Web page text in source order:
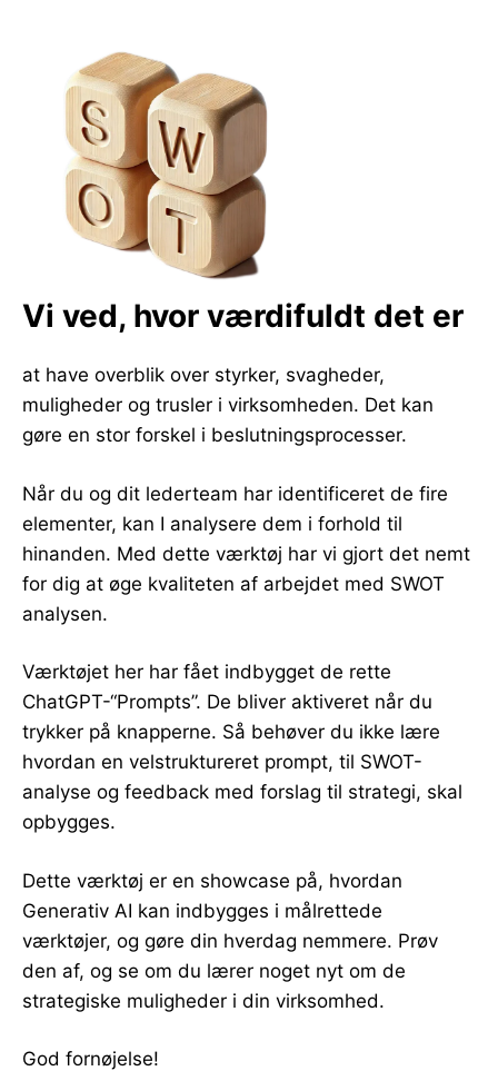
Vi ved, hvor værdifuldt det er
at have overblik over styrker, svagheder,
muligheder og trusler i virksomheden. Det kan
gøre en stor forskel i beslutningsprocesser.
Når du og dit lederteam har identificeret de fire
elementer, kan I analysere dem i forhold til
hinanden. Med dette værktøj har vi gjort det nemt
for dig at øge kvaliteten af arbejdet med SWOT
analysen.
Værktøjet her har fået indbygget de rette
ChatGPT-“Prompts”. De bliver aktiveret når du
trykker på knapperne. Så behøver du ikke lære
hvordan en velstruktureret prompt, til SWOT-
analyse og feedback med forslag til strategi, skal
opbygges.
Dette værktøj er en showcase på, hvordan
Generativ AI kan indbygges i målrettede
værktøjer, og gøre din hverdag nemmere. Prøv
den af, og se om du lærer noget nyt om de
strategiske muligheder i din virksomhed.
God fornøjelse!